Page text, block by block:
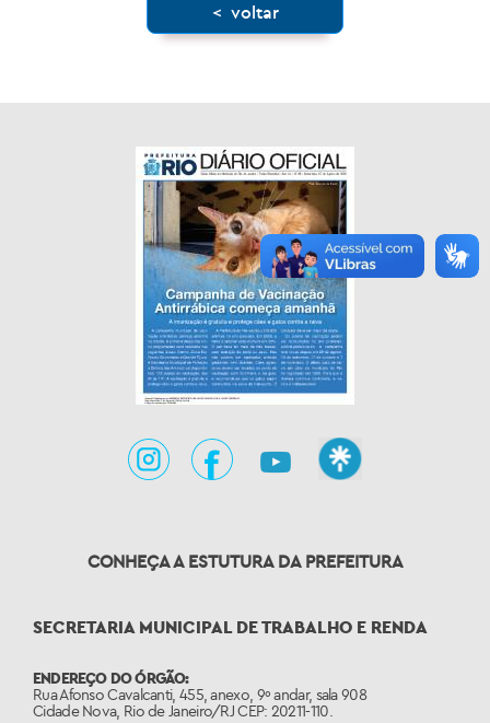
< voltar
CONHEÇA A ESTUTURA DA PREFEITURA
SECRETARIA MUNICIPAL DE TRABALHO E RENDA
ENDEREÇO DO ÓRGÃO:
Rua Afonso Cavalcanti, 455, anexo, 9º andar, sala 908
Cidade Nova, Rio de Janeiro/RJ CEP: 20211-110.